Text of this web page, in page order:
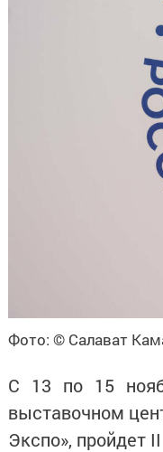
Фото: © Салават
С 13 по 15
выставочном
Экспо», пройдет